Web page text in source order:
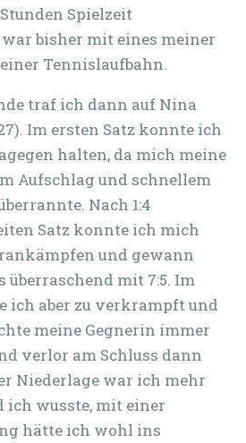
Spielzeit
bisher mit eines meiner
Tennislaufbahn.
traf ich dann auf Nina
Im ersten Satz konnte ich
halten, da mich meine
Aufschlag und schnellem
Nach 1:4
Satz konnte ich mich
und gewann
überraschend mit 7:5. Im
ich aber zu verkrampft und
meine Gegnerin immer
verlor am Schluss dann
Niederlage war ich mehr
ich wusste, mit einer
hätte ich wohl ins